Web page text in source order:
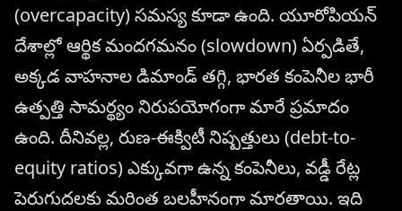
(overcapacity) సమస్య కూడా ఉంది. యూరోపియన్
దేశాల్లో ఆర్థిక మందగమనం (slowdown) ఏర్పడితే,
అక్కడ వాహనాల డిమాండ్ తగ్గి, భారత కంపెనీల భారీ
ఉత్పత్తి సామర్థ్యం నిరుపయోగంగా మారే ప్రమాదం
ఉంది. దీనివల్ల, రుణ-ఈక్విటీ నిష్పత్తులు (debt-to-
equity ratios) ఎక్కువగా ఉన్న కంపెనీలు, వడ్డీ రేట్ల
పెరుగుదలకు మరింత బలహీనంగా మారతాయి. ఇది